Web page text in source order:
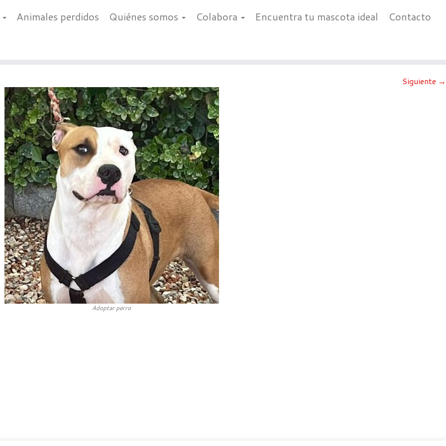
Animales perdidos Quiénes somos Colabora Encuentra tu mascota ideal Contacto
Siguiente →
Adoptar perro